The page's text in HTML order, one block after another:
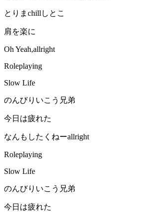
とりまchillしとこ
肩を楽に
Oh Yeah,allright
Roleplaying
Slow Life
のんびりいこう兄弟
今日は疲れた
なんもしたくねーallright
Roleplaying
Slow Life
のんびりいこう兄弟
今日は疲れた